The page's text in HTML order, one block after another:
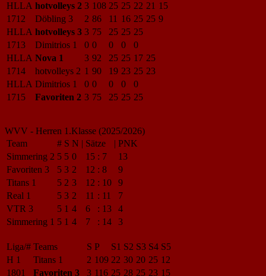
HLLA hotvolleys 2 3 108 25 25 22 21 15
1712
Döbling 3 2 86 11 16 25 25 9
HLLA hotvolleys 3 3 75 25 25 25
1713
Dimitrios 1 0 0 0 0
0
HLLA Nova 1 3 92 25 25 17 25
1714
hotvolleys 2 1 90 19 23 25 23
HLLA Dimitrios 1 0 0 0 0
0
1715
Favoriten 2 3 75 25 25 25
WVV - Herren 1.Klasse (2025/2026)
Team
# S N | Sätze | PNK
Simmering 2 5 5 0 15 : 7
13
Favoriten 3
5 3 2 12 : 8
9
Titans 1
5 2 3 12 : 10
9
Real 1
5 3 2 11 : 11
7
VTR 3
5 1 4 6 : 13
4
Simmering 1 5 1 4 7 : 14 3
Liga/# Teams S P S1 S2 S3 S4 S5
H 1
Titans 1 2 109 22 30 20 25 12
1801
Favoriten 3 3 116 25 28 25 23 15